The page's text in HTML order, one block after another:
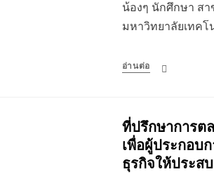
น้องๆ นักศึกษา ส
มหาวิทยาลัยเทค
อ่านต่อ
ที่ปรึกษาการ
เพื่อผู้ประกอบ
ธุรกิจให้ประส